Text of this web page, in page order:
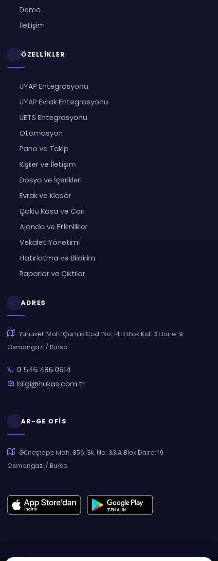
Demo
İletişim
ÖZELLİKLER
UYAP Entegrasyonu
UYAP Evrak Entegrasyonu
UETS Entegrasyonu
Otomasyon
Pano ve Takip
Kişiler ve İletişim
Dosya ve İçerikleri
Evrak ve Klasör
Çoklu Kasa ve Cari
Ajanda ve Etkinlikler
Vekalet Yönetimi
Hatırlatma ve Bildirim
Raporlar ve Çıktılar
ADRES
Yunuseli Mah. Çamlık Cad. No: 14 B Blok Kat: 3 Daire: 9
Osmangazi / Bursa
0 546 486 0614
bilgi@hukas.com.tr
AR-GE OFİS
Güneştepe Mah. 856. Sk. No: 33 A Blok Daire: 19
Osmangazi / Bursa